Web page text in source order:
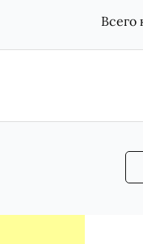
Всего